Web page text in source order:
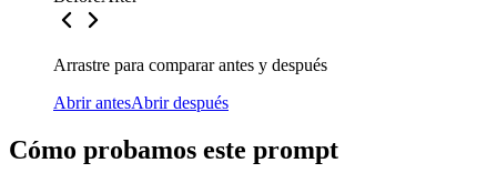
Arrastre para comparar antes y después
Abrir antesAbrir después
Cómo probamos este prompt